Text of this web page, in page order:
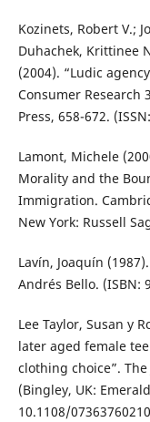
Kozinets, Robert V.;
Duhachek, Krittinee
(2004). “Ludic
Consumer Research
Press, 658-672.
Lamont, Michele
Morality and the
Immigration.
New York: Russell
Lavín, Joaquín
Andrés Bello. (ISBN:
Lee Taylor, Susan y
later aged female
clothing choice”.
(Bingley, UK:
10.1108/